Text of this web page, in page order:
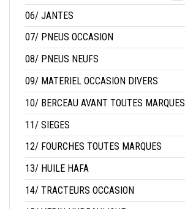
06/ JANTES
07/ PNEUS OCCASION
08/ PNEUS NEUFS
09/ MATERIEL OCCASION DIVERS
10/ BERCEAU AVANT TOUTES MARQUES
11/ SIEGES
12/ FOURCHES TOUTES MARQUES
13/ HUILE HAFA
14/ TRACTEURS OCCASION